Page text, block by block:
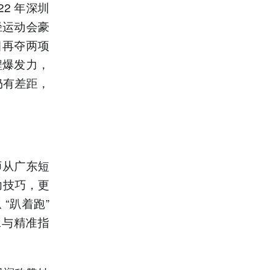
年深圳
动会豪
夺两项
发力，
差距，
广东短
巧，更
趴着跑”
精准指